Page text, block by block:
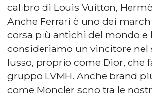
calibro di Louis Vuitton,
Anche Ferrari è uno dei
corsa più antichi del mondo e
consideriamo un vincitore nel
lusso, proprio come Dior, che
gruppo LVMH. Anche brand
come Moncler sono tra le